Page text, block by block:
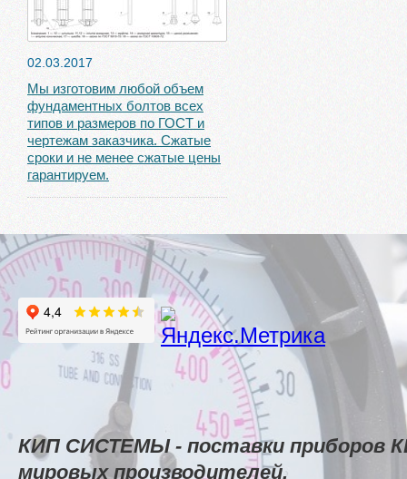
02.03.2017
Мы изготовим любой объем
фундаментных болтов всех
типов и размеров по ГОСТ и
чертежам заказчика. Сжатые
сроки и не менее сжатые цены
гарантируем.
КИП СИСТЕМЫ - поставки приборов
мировых производителей.